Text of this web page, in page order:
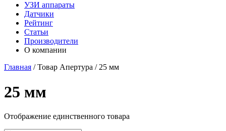
УЗИ аппараты
Датчики
Рейтинг
Статьи
Производители
О компании
Главная / Товар Апертура / 25 мм
25 мм
Отображение единственного товара